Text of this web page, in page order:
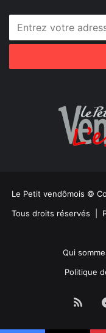
Le Petit vendômois ©
Tous droits réservés |
Qui
Politique
RSS